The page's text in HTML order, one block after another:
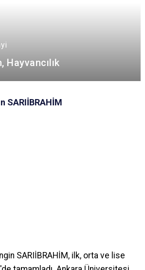
Hayvancılık
SARIİBRAHİM
SARIİBRAHİM, ilk, orta ve lise